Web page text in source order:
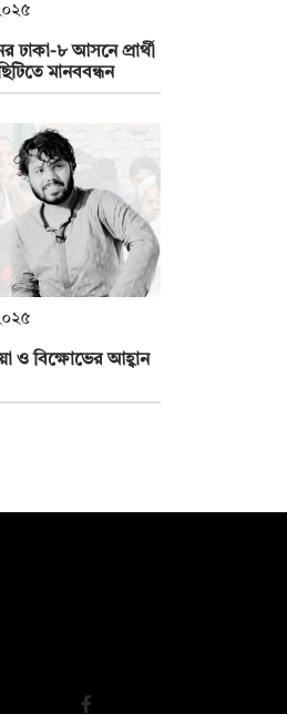
ঢাকা-৮ আসনে প্রার্থী
মানববন্ধন
ও বিক্ষোভের আহ্বান